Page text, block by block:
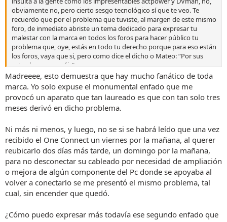
obviamente no, pero cierto sesgo tecnológico sí que te veo. Te
recuerdo que por el problema que tuviste, al margen de este mismo
foro, de inmediato abriste un tema dedicado para expresar tu
malestar con la marca en todos los foros para hacer público tu
problema que, oye, estás en todo tu derecho porque para eso están
los foros, vaya que si, pero como dice el dicho o Mateo: “Por sus
actos los conoceréis”
Tras unas iniciales impresionantes experiencias en imagen, paso de esta marca.
Hola amigos. Bueno, no se si será algo puntual o a saber, pero acabo
de encender el Pc y pulsar el botón de encendido del mando de la
www.forodvd.com
Samsung S95C comprada el 4 de noviembre del 2023 ya no funciona.
Hola amigos. Bueno, no se si será algo puntual o a saber, pero acabo
de encender el pc y pulsar el botón de encendido del mando de la
pantalla Samsung
www.mundodvd.com
Después, esos locos fanboys que te comento, han ido enlazando
Madreeee, esto demuestra que hay mucho fanático de toda
marca. Yo solo expuse el monumental enfado que me
provocó un aparato que tan laureado es que con tan solo tres
meses derivó en dicho problema.
Ni más ni menos, y luego, no se si se habrá leído que una vez
recibido el One Connect un viernes por la mañana, al querer
reubicarlo dos días más tarde, un domingo por la mañana,
para no desconectar su cableado por necesidad de ampliación
o mejora de algún componente del Pc donde se apoyaba al
volver a conectarlo se me presentó el mismo problema, tal
cual, sin encender que quedó.
¿Cómo puedo expresar más todavía ese segundo enfado que